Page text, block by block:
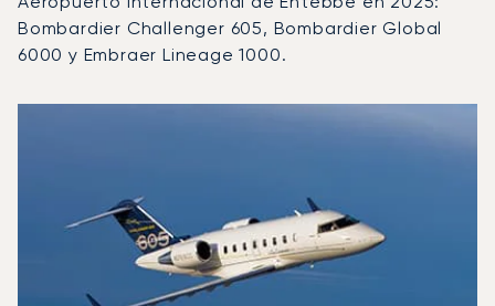
Bombardier Challenger 605, Bombardier Global
6000 y Embraer Lineage 1000.